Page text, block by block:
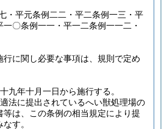
・平元条例二二・平二条例一三・平
一〇条例一一・平一二条例一一二・
行に関し必要な事項は、規則で定め
九年十月一日から施行する。
法に提出されているへい獣処理場の
は、この条例の相当規定により提
す。